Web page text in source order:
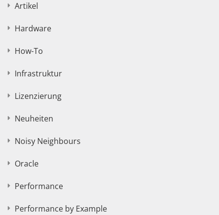
Artikel
Hardware
How-To
Infrastruktur
Lizenzierung
Neuheiten
Noisy Neighbours
Oracle
Performance
Performance by Example